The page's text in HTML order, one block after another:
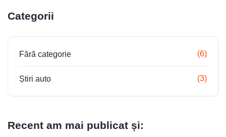
Categorii
Fără categorie (6)
Știri auto (3)
Recent am mai publicat și: